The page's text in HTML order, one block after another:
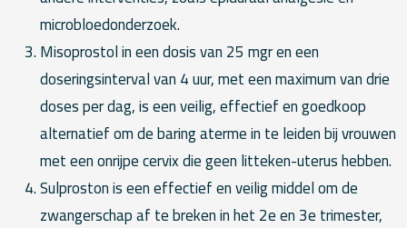
microbloedonderzoek.
Misoprostol in een dosis van 25 mgr en een
doseringsinterval van 4 uur, met een maximum van drie
doses per dag, is een veilig, effectief en goedkoop
alternatief om de baring aterme in te leiden bij vrouwen
met een onrijpe cervix die geen litteken-uterus hebben.
Sulproston is een effectief en veilig middel om de
zwangerschap af te breken in het 2e en 3e trimester,